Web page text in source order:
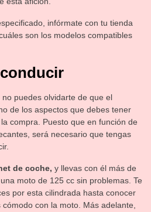
infórmate con tu tienda
son los modelos compatibles
puedes olvidarte de que el
de los aspectos que debes tener
compra. Puesto que en función de
será necesario que tengas
de coche, y llevas con él más de
moto de 125 cc sin problemas. Te
por esta cilindrada hasta conocer
con la moto. Más adelante,